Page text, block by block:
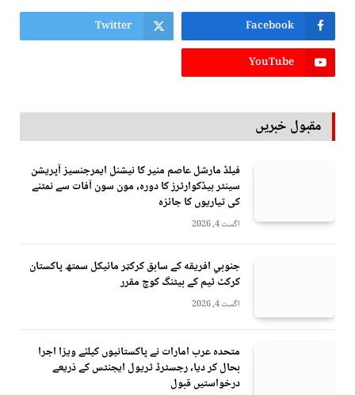
Facebook
Twitter
YouTube
مقبول خبریں
فیلڈ مارشل عاصم منیر کا نیشنل ایمرجنسیز آپریشن
سینٹر ہیڈکوارٹرز کا دورہ، مون سون آفات سے نمٹنے
کی تیاریوں کا جائزہ
اگست 4, 2026
جنوبي افريقه کے سابق کرکټر مائیکل سمتھ پاکستان
کرکٹ ٹیم کے بیٹنگ کوچ مقرر
اگست 4, 2026
متحدہ عرب امارات نے پاکستانیوں کیلئے ویزا اجرا
بحال کر دیا، رجسٹرڈ ٹریول ایجنٹس کے ذریعے
درخواستیں قبول